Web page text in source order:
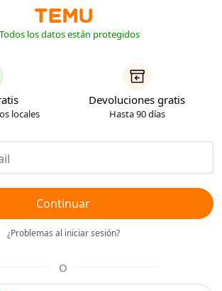
Todos los datos están protegidos
locales
Devoluciones gratis
Hasta 90 días
Continuar
¿Problemas al iniciar sesión?
O